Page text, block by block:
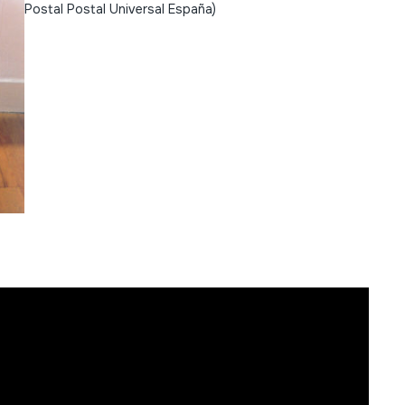
Postal Postal Universal España)